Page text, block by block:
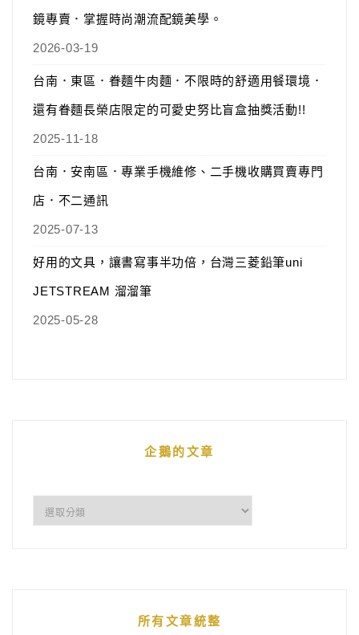
鏡專賣．掌握時尚潮流配鏡美學。
2026-03-19
台南．東區．眷麵牛肉麵．不限時的舒適用餐環境．
還有眷麵長榮店限定的可愛史努比盲盒抽獎活動!!
2025-11-18
台南．安南區．專業手機維修、二手機收購買賣專門
店．不二通訊
2025-07-13
好用的文具，讓書寫事半功倍，台灣三菱鉛筆uni
JETSTREAM 溜溜筆
2025-05-28
企鵝的文章
所有文章統整